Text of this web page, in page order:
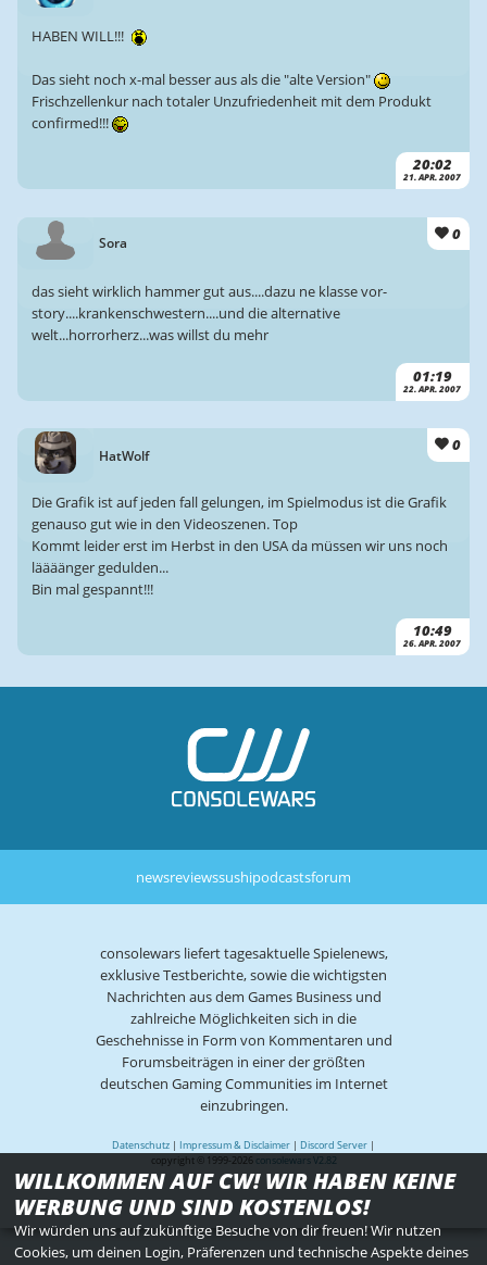
20:02
21. APR. 2007
HABEN WILL!!!
Das sieht noch x-mal besser aus als die "alte Version"
Frischzellenkur nach totaler Unzufriedenheit mit dem Produkt
confirmed!!!
Sora 0
01:19
22. APR. 2007
das sieht wirklich hammer gut aus....dazu ne klasse vor-
story....krankenschwestern....und die alternative
welt...horrorherz...was willst du mehr
HatWolf
0
10:49
26. APR. 2007
Die Grafik ist auf jeden fall gelungen, im Spielmodus ist die Grafik
genauso gut wie in den Videoszenen. Top
Kommt leider erst im Herbst in den USA da müssen wir uns noch
läääänger gedulden...
Bin mal gespannt!!!
newsreviewssushipodcastsforum
consolewars liefert tagesaktuelle Spielenews,
exklusive Testberichte, sowie die wichtigsten
Nachrichten aus dem Games Business und
zahlreiche Möglichkeiten sich in die
Geschehnisse in Form von Kommentaren und
Forumsbeiträgen in einer der größten
deutschen Gaming Communities im Internet
einzubringen.
Datenschutz | Impressum & Disclaimer | Discord Server |
copyright © 1999-2026 consolewars V2.82
WILLKOMMEN AUF CW! WIR HABEN KEINE
WERBUNG UND SIND KOSTENLOS!
Wir würden uns auf zukünftige Besuche von dir freuen! Wir nutzen
Cookies, um deinen Login, Präferenzen und technische Aspekte deines